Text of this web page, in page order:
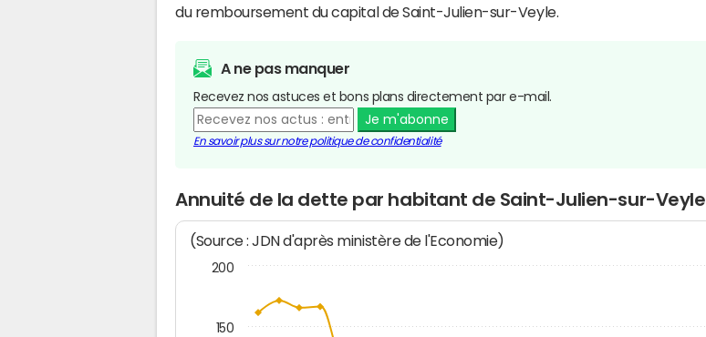
du remboursement du capital de Saint-Julien-sur-Veyle.
A ne pas manquer
Recevez nos astuces et bons plans directement par e-mail.
Je m'abonne
En savoir plus sur notre politique de confidentialité
Annuité de la dette par habitant de Saint-Julien-sur-Veyle
(Source : JDN d'après ministère de l'Economie)
150
200